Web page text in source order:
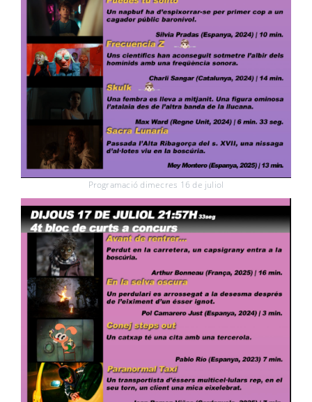
Programació dimecres 16 de juliol